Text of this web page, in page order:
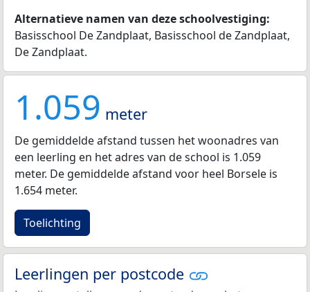
Alternatieve namen van deze schoolvestiging:
Basisschool De Zandplaat, Basisschool de Zandplaat,
De Zandplaat.
1.059 meter
De gemiddelde afstand tussen het woonadres van
een leerling en het adres van de school is 1.059
meter. De gemiddelde afstand voor heel Borsele is
1.654 meter.
Toelichting
Leerlingen per postcode